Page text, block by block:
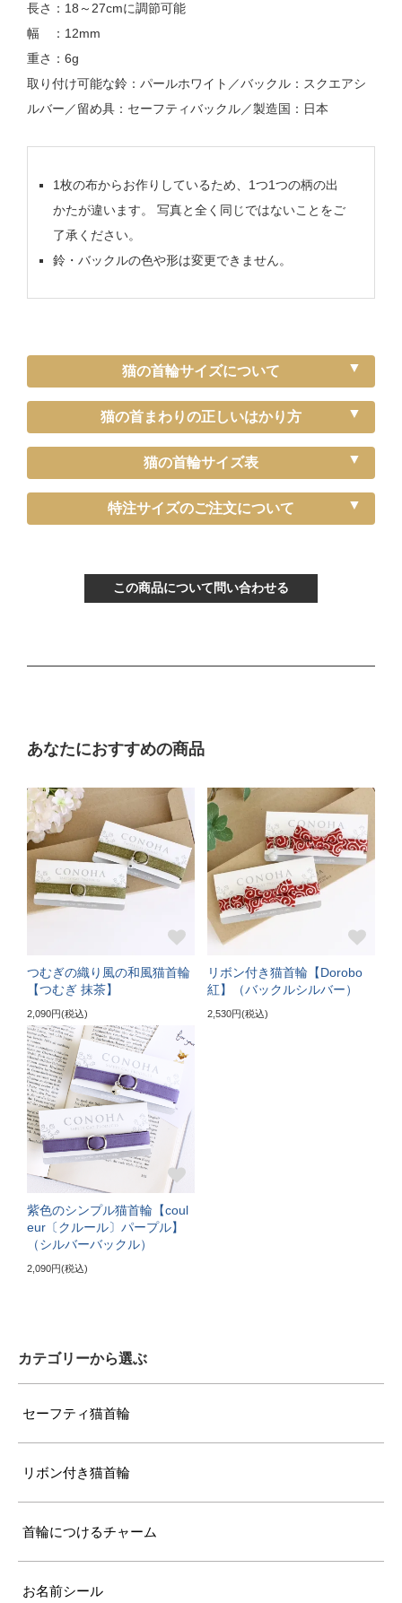
長さ：18～27cmに調節可能
幅 ：12mm
重さ：6g
取り付け可能な鈴：パールホワイト／バックル：スクエアシ
ルバー／留め具：セーフティバックル／製造国：日本
1枚の布からお作りしているため、1つ1つの柄の出
かたが違います。 写真と全く同じではないことをご
了承ください。
鈴・バックルの色や形は変更できません。
猫の首輪サイズについて
猫の首まわりの正しいはかり方
猫の首輪サイズ表
《特注》Sサイズ（－5cm）
Mサイズ
16～21cm
〔首輪サイズ〕
バックルで18～27cmに調節可能
〔サイズの目安〕
3～5kgの成猫
《特注》Lサイズ（+5cm）
〔ぴったり測った猫ちゃんの首まわり〕
22～24cm
〔首輪サイズ〕
バックルで23～32cmに調節可能
〔サイズの目安〕
5～6kgの大きめな成猫
《特注》LLサイズ（+10cm）
〔ぴったり測った猫ちゃんの首まわり〕
特注サイズのご注文について
この商品について問い合わせる
あなたにおすすめの商品
つむぎの織り風の和風猫首輪
【つむぎ 抹茶】
2,090円(税込)
リボン付き猫首輪【Dorobo
紅】（バックルシルバー）
2,530円(税込)
紫色のシンプル猫首輪【coul
eur〔クルール〕パープル】
（シルバーバックル）
2,090円(税込)
カテゴリーから選ぶ
セーフティ猫首輪
リボン付き猫首輪
首輪につけるチャーム
お名前シール